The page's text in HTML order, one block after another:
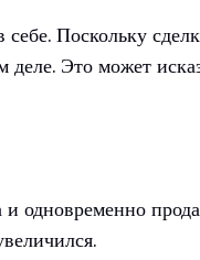
Поскольку
Это может
одновременно